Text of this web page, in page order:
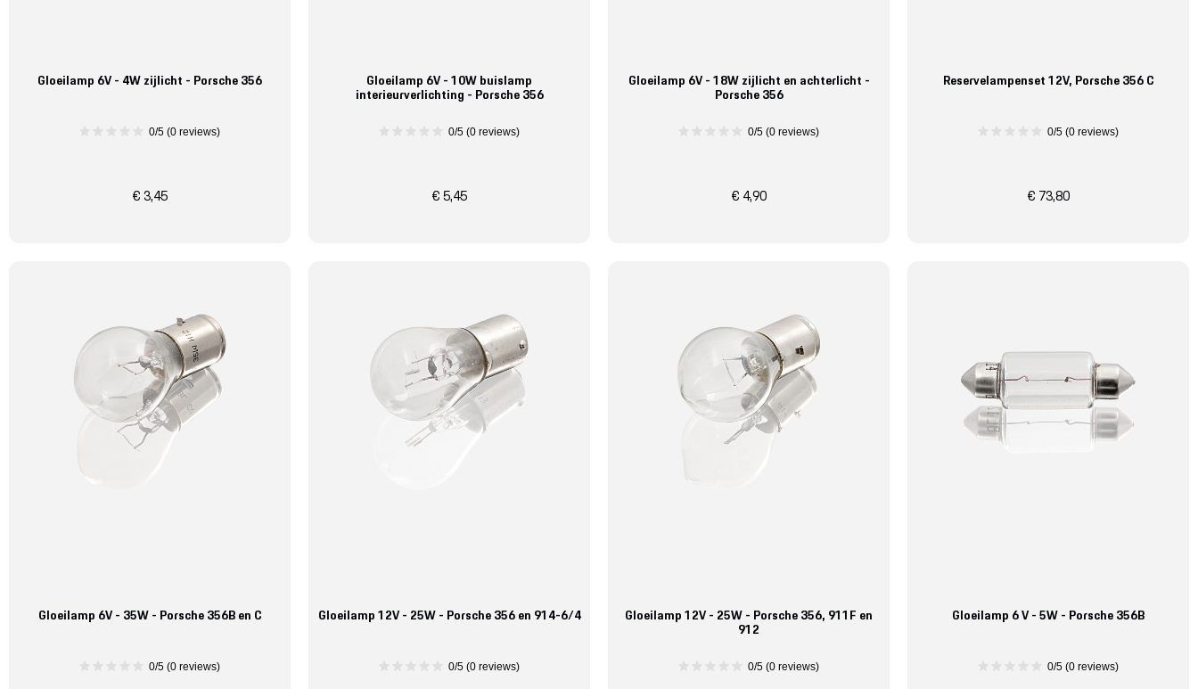
Gloeilamp 6V - 4W zijlicht - Porsche 356
0/5 (0 reviews)
€ 3,45
Gloeilamp 6V - 10W buislamp
interieurverlichting - Porsche 356
0/5 (0 reviews)
€ 5,45
Gloeilamp 6V - 18W zijlicht en achterlicht -
Porsche 356
0/5 (0 reviews)
€ 4,90
Reservelampenset 12V, Porsche 356 C
0/5 (0 reviews)
€ 73,80
Gloeilamp 6V - 35W - Porsche 356B en C
0/5 (0 reviews)
Gloeilamp 12V - 25W - Porsche 356 en 914-6/4
0/5 (0 reviews)
Gloeilamp 12V - 25W - Porsche 356, 911F en
912
0/5 (0 reviews)
Gloeilamp 6 V - 5W - Porsche 356B
0/5 (0 reviews)